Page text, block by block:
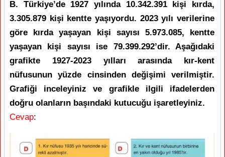
B. Türkiye’de 1927 yılında 10.342.391 kişi kırda,
3.305.879 kişi kentte yaşıyordu. 2023 yılı verilerine
göre kırda yaşayan kişi sayısı 5.973.085, kentte
yaşayan kişi sayısı ise 79.399.292’dir. Aşağıdaki
grafikte 1927-2023 yılları arasında kır-kent
nüfusunun yüzde cinsinden değişimi verilmiştir.
Grafiği inceleyiniz ve grafikle ilgili ifadelerden
doğru olanların başındaki kutucuğu işaretleyiniz.
Cevap: